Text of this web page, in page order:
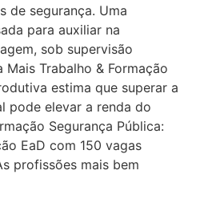
de segurança. Uma
para auxiliar na
sob supervisão
Trabalho & Formação
estima que superar a
pode elevar a renda do
Segurança Pública:
EaD com 150 vagas
profissões mais bem